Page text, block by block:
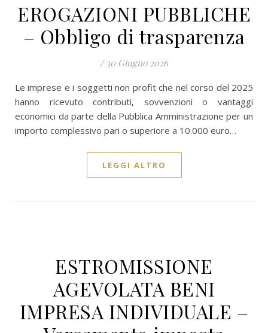
EROGAZIONI PUBBLICHE
– Obbligo di trasparenza
/ 30 Giugno 2026
Le imprese e i soggetti non profit che nel corso del 2025
hanno ricevuto contributi, sovvenzioni o vantaggi
economici da parte della Pubblica Amministrazione per un
importo complessivo pari o superiore a 10.000 euro…
LEGGI ALTRO
ESTROMISSIONE
AGEVOLATA BENI
IMPRESA INDIVIDUALE –